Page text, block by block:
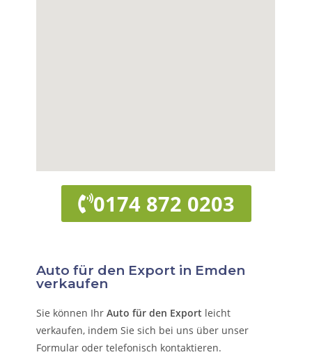
0174 872 0203
Auto für den Export in Emden
verkaufen
Sie können IhrAuto für den Export leicht
verkaufen, indem Sie sich bei uns über unser
Formular oder telefonisch kontaktieren.